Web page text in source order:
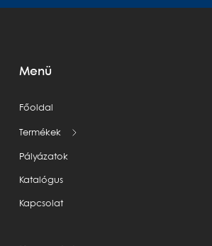
Menü
Főoldal
Termékek
Pályázatok
Katalógus
Kapcsolat